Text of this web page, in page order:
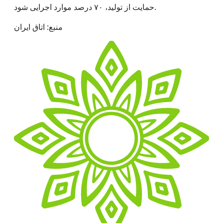
حمایت از تولید، ۷۰ درصد موارد اجرایی شود.
منبع: اتاق ایران